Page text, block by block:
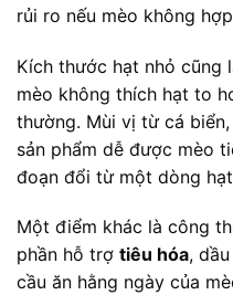
rủi ro nếu mèo không
Kích thước hạt nhỏ cũng
mèo không thích hạt to
thường. Mùi vị từ cá
sản phẩm dễ được mèo
đoạn đổi từ một dòng
Một điểm khác là công
phần hỗ trợ tiêu hóa,
cầu ăn hằng ngày của